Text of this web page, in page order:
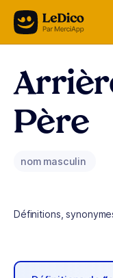
Aller au contenu
Père
nom masculin
Définitions,